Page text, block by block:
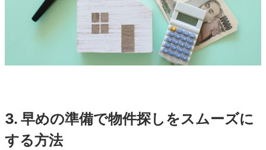
3. 早めの準備で物件探しをスムーズに
する方法